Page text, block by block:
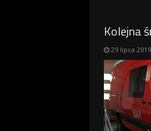
Kolejna
29 lipca 2019